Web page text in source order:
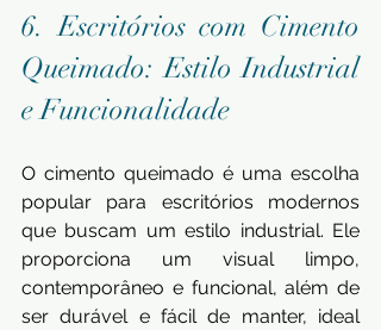
6. Escritórios com Cimento
Queimado: Estilo Industrial
e Funcionalidade
O cimento queimado é uma escolha
popular para escritórios modernos
que buscam um estilo industrial. Ele
proporciona um visual limpo,
contemporâneo e funcional, além de
ser durável e fácil de manter, ideal